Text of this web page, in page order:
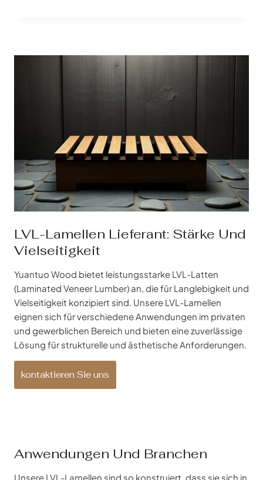
LVL-Lamellen Lieferant: Stärke Und
Vielseitigkeit
Yuantuo Wood bietet leistungsstarke LVL-Latten
(Laminated Veneer Lumber) an, die für Langlebigkeit und
Vielseitigkeit konzipiert sind. Unsere LVL-Lamellen
eignen sich für verschiedene Anwendungen im privaten
und gewerblichen Bereich und bieten eine zuverlässige
Lösung für strukturelle und ästhetische Anforderungen.
kontaktieren Sie uns
Anwendungen Und Branchen
Unsere LVL-Lamellen sind so konstruiert, dass sie sich in